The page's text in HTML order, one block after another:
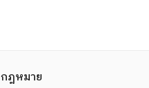
กฎหมาย